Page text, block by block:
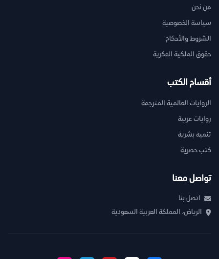
من نحن
سياسة الخصوصية
الشروط والأحكام
حقوق الملكية الفكرية
أقسام الكتب
الروايات العالمية المترجمة
روايات عربية
تنمية بشرية
كتب حصرية
تواصل معنا
اتصل بنا
الرياض، المملكة العربية السعودية